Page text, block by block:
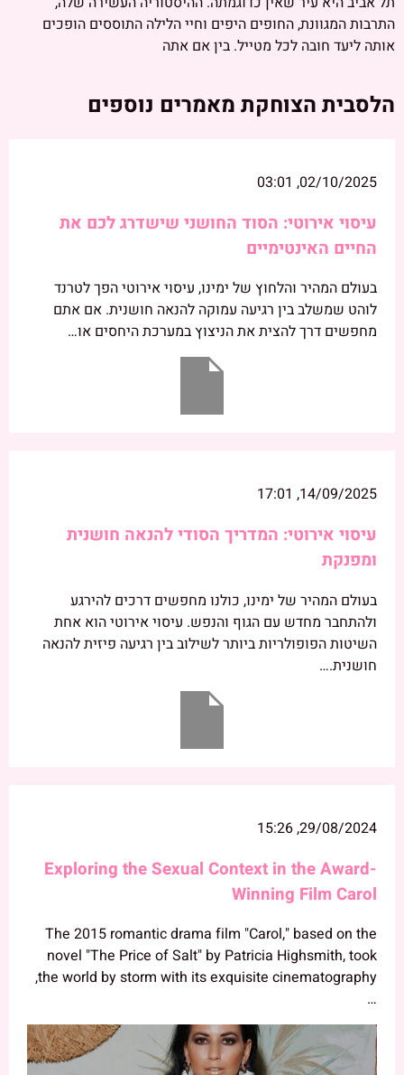
התרבות המגוונת, החופים היפים וחיי הלילה התוססים הופכים
אותה ליעד חובה לכל מטייל. בין אם אתה
הלסבית הצוחקת מאמרים נוספים
02/10/2025, 03:01
עיסוי אירוטי: הסוד החושני שישדרג לכם את
החיים האינטימיים
בעולם המהיר והלחוץ של ימינו, עיסוי אירוטי הפך לטרנד
לוהט שמשלב בין רגיעה עמוקה להנאה חושנית. אם אתם
מחפשים דרך להצית את הניצוץ במערכת היחסים או…
14/09/2025, 17:01
עיסוי אירוטי: המדריך הסודי להנאה חושנית
ומפנקת
בעולם המהיר של ימינו, כולנו מחפשים דרכים להירגע
ולהתחבר מחדש עם הגוף והנפש. עיסוי אירוטי הוא אחת
השיטות הפופולריות ביותר לשילוב בין רגיעה פיזית להנאה
חושנית.…
29/08/2024, 15:26
Exploring the Sexual Context in the Award-
Winning Film Carol
The 2015 romantic drama film "Carol," based on the
novel "The Price of Salt" by Patricia Highsmith, took
the world by storm with its exquisite cinematography,
…